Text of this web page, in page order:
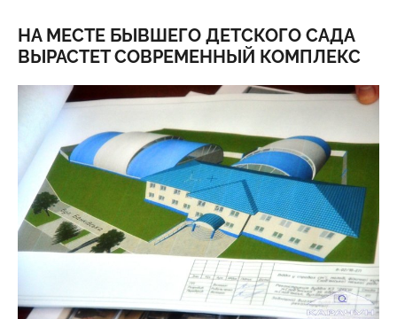
НА МЕСТЕ БЫВШЕГО ДЕТСКОГО САДА
ВЫРАСТЕТ СОВРЕМЕННЫЙ КОМПЛЕКС